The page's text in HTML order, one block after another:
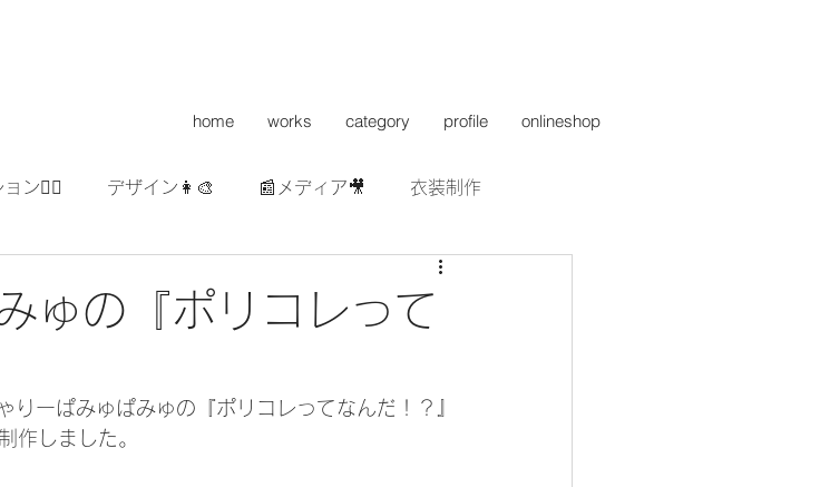
home works category profile onlineshop
ン👯‍♀️ デザイン👩‍🎨 📰メディア🎥 衣装制作
ゅの『ポリコレって
りーぱみゅぱみゅの『ポリコレってなんだ！？』
作しました。